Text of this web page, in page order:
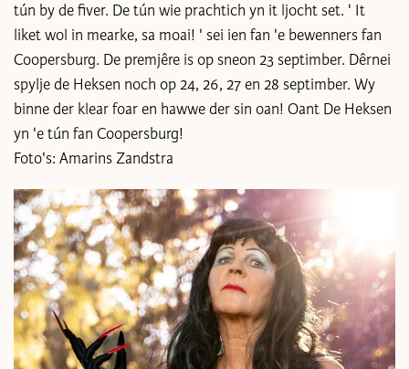
tún by de fiver. De tún wie prachtich yn it ljocht set. ' It
liket wol in mearke, sa moai! ' sei ien fan 'e bewenners fan
Coopersburg. De premjêre is op sneon 23 septimber. Dêrnei
spylje de Heksen noch op 24, 26, 27 en 28 septimber. Wy
binne der klear foar en hawwe der sin oan! Oant De Heksen
yn 'e tún fan Coopersburg!
Foto's: Amarins Zandstra